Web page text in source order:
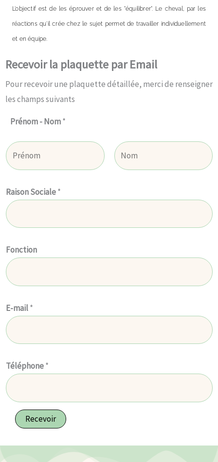
L’objectif est de les éprouver et de les "équilibrer". Le cheval, par les
réactions qu’il crée chez le sujet permet de travailler individuellement
et en équipe.
Recevoir la plaquette par Email
Pour recevoir une plaquette détaillée, merci de renseigner
les champs suivants
Prénom - Nom*
Raison Sociale*
Fonction
E-mail*
Téléphone*
Recevoir